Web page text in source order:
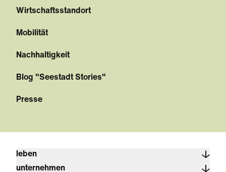
Wirtschaftsstandort
Mobilität
Nachhaltigkeit
Blog "Seestadt Stories"
Presse
leben
unternehmen